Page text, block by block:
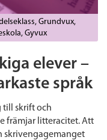
Grundvux
Gyvux
elever –
språk
till skrift och
främjar litteracitet. Att
skrivengagemanget